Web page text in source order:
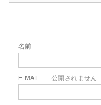
名前
E-MAIL - 公開されません -